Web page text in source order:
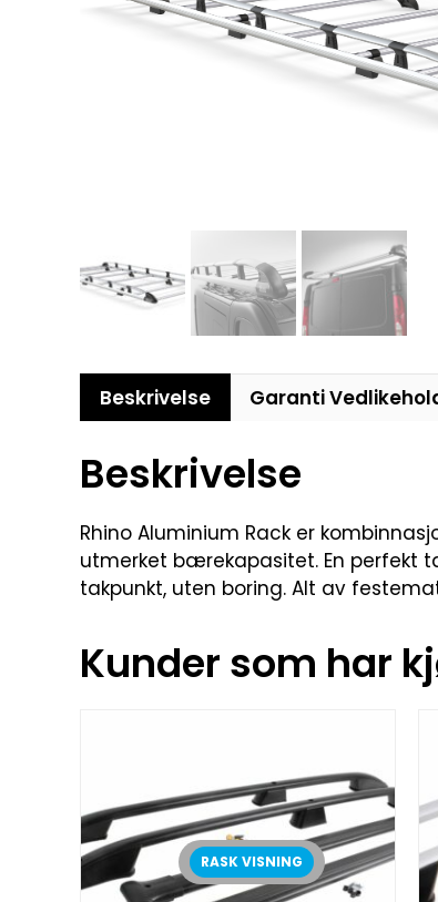
Beskrivelse Garanti
Beskrivelse
Rhino Aluminium Rack er
utmerket bærekapasitet. En perfekt
takpunkt, uten boring. Alt av
Kunder som har
RASK VISNING